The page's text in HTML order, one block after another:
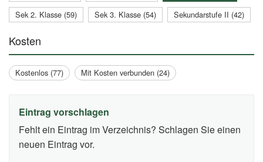
Sek 2. Klasse (59)
Sek 3. Klasse (54) Sekundarstufe II (42)
Kosten
Kostenlos (77) Mit Kosten verbunden (24)
Eintrag vorschlagen
Fehlt ein Eintrag im Verzeichnis? Schlagen Sie einen
neuen Eintrag vor.